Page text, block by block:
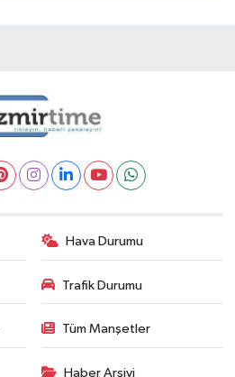
Hava Durumu
Trafik Durumu
Tüm Manşetler
Haber Arşivi